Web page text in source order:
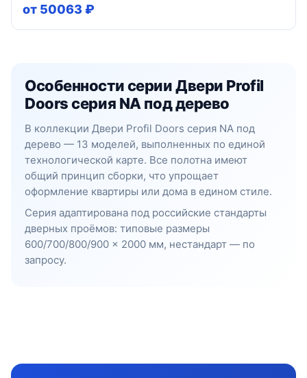
от 50063 ₽
Особенности серии Двери Profil
Doors серия NA под дерево
В коллекции Двери Profil Doors серия NA под
дерево — 13 моделей, выполненных по единой
технологической карте. Все полотна имеют
общий принцип сборки, что упрощает
оформление квартиры или дома в едином стиле.
Серия адаптирована под российские стандарты
дверных проёмов: типовые размеры
600/700/800/900 × 2000 мм, нестандарт — по
запросу.